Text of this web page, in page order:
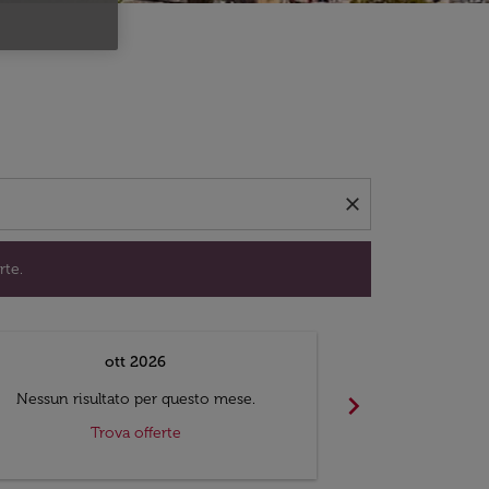
close
trovare offerte.
ott 2026
Nessun risultato per questo mese.
Trova offerte
chevron_right